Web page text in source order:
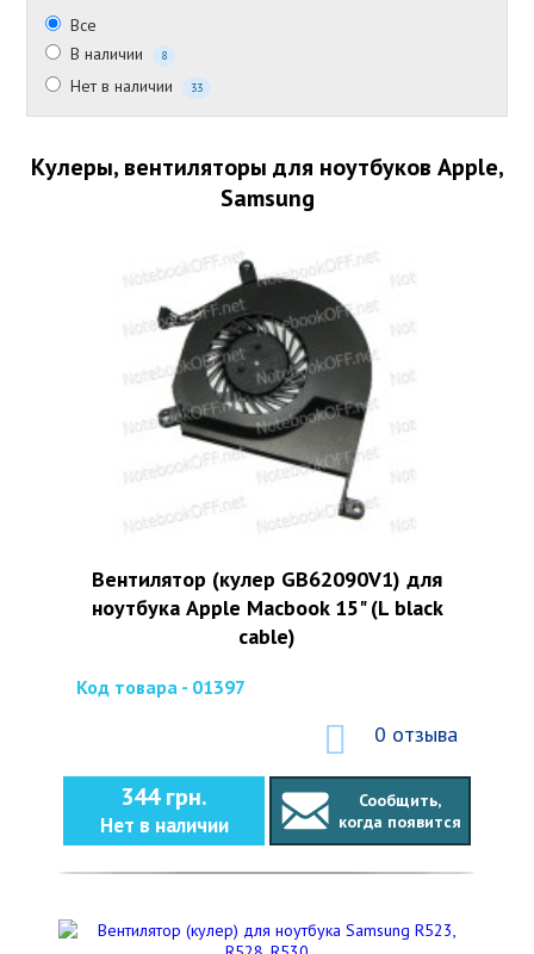
Все
В наличии
8
Нет в наличии 33
Кулеры, вентиляторы для ноутбуков Apple,
Samsung
Вентилятор (кулер GB62090V1) для
ноутбука Apple Macbook 15" (L black
cable)
Код товара - 01397
0 отзыва
344 грн.
Нет в наличии
Сообщить,
когда появится